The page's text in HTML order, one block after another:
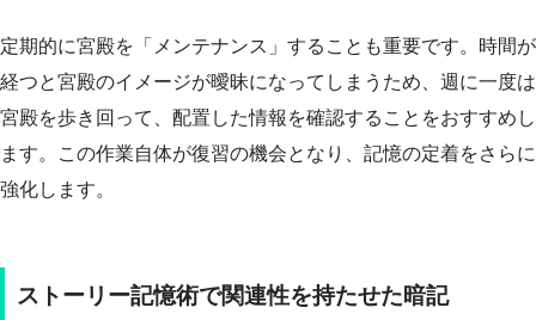
定期的に宮殿を「メンテナンス」することも重要です。時間が
経つと宮殿のイメージが曖昧になってしまうため、週に一度は
宮殿を歩き回って、配置した情報を確認することをおすすめし
ます。この作業自体が復習の機会となり、記憶の定着をさらに
強化します。
ストーリー記憶術で関連性を持たせた暗記